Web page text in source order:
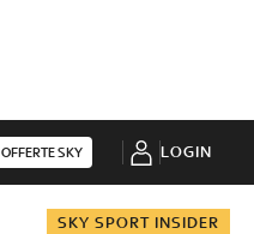
OFFERTE SKY LOGIN
SKY SPORT INSIDER